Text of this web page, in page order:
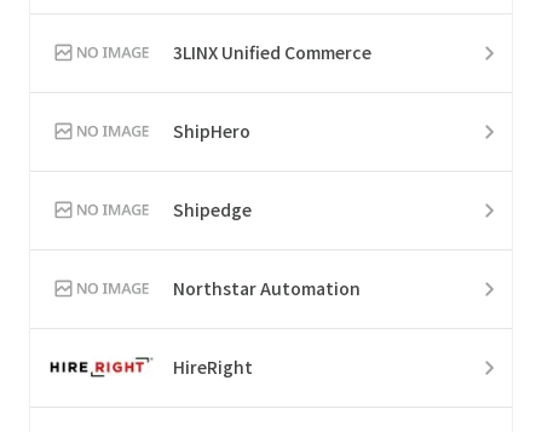
3LINX Unified Commerce
ShipHero
Shipedge
Northstar Automation
HireRight